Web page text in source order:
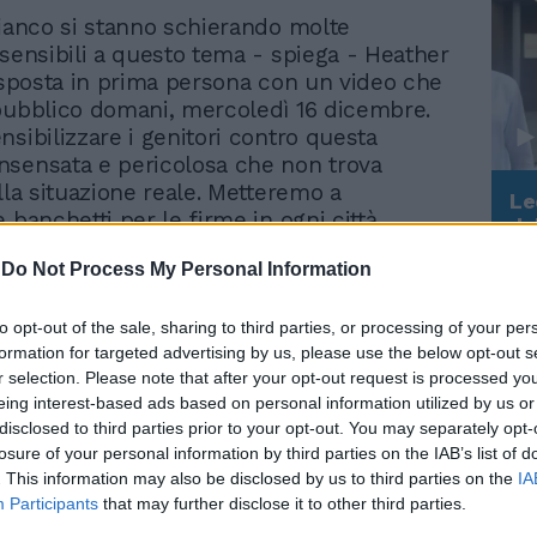
Do Not Process My Personal Information
opt-out of the sale, sharing to third parties, or processing of your
for targeted advertising by us, please use the below opt-out
selection. Please note that after your opt-out request is processed
interest-based ads based on personal information utilized by us
to third parties prior to your opt-out. You may separately
of your personal information by third parties on the IAB’s list of
This information may also be disclosed by us to third parties on the
Participants that may further disclose it to other third parties.
si stanno schierando molte
a questo tema - spiega - Heather
in prima persona con un video che
domani, mercoledì 16 dicembre.
i genitori contro questa
e pericolosa che non trova
situazione reale. Metteremo a
banchetti per le firme in ogni città
"Bisogna chiudere di
nuovo". Non basta la
terza dose, l'allarme per
l'Europa
Trump, Meloni e la strategia